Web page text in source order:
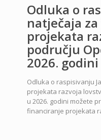
Odluka o
natječaja
projekata
području
2026. godini
Odluka o raspisivanju
projekata razvoja
u 2026. godini možete
financiranje projekata